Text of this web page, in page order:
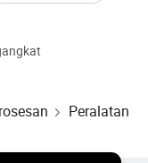
Peralatan